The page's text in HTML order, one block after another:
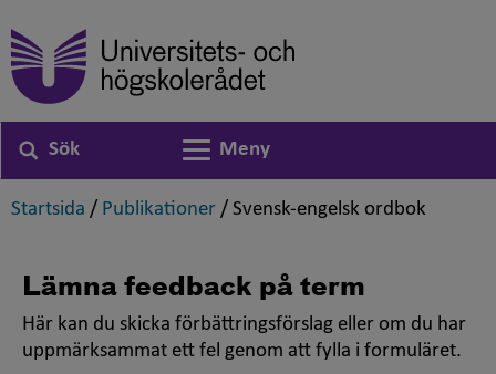
Sök
Växla navigering
Meny
Startsida ,
/ Publikationer ,
/ Svensk-engelsk ordbok
Lämna feedback på term
Här kan du skicka förbättringsförslag eller om du har
uppmärksammat ett fel genom att fylla i formuläret.